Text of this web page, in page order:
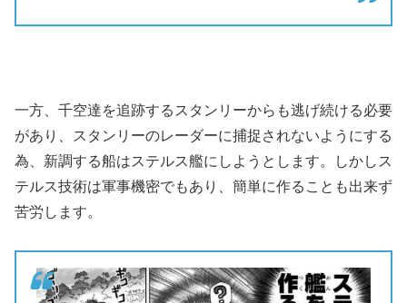
一方、千空達を追跡するスタンリーからも逃げ続ける必要
があり、スタンリーのレーダーに捕捉されないようにする
為、新調する船はステルス艦にしようとします。しかしス
テルス技術は軍事機密でもあり、簡単に作ることも出来ず
苦労します。